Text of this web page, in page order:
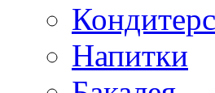
Напитки